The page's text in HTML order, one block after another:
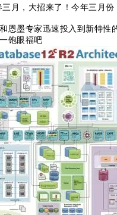
月，大招来了！今年三月
恩墨专家迅速投入到新特
饱眼福吧